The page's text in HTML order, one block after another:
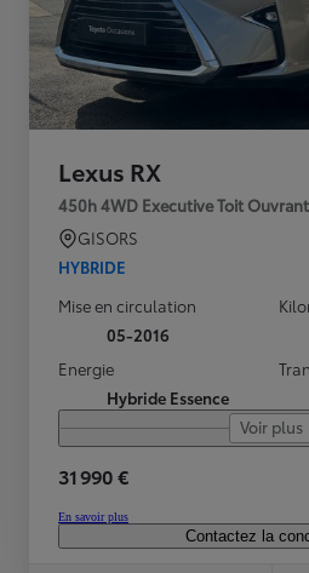
Lexus RX
450h 4WD Executive Toit
GISORS
HYBRIDE
Mise en circulation
05-2016
Energie
Hybride Essence
Voir plus
31 990 €
En savoir plus
Contactez la